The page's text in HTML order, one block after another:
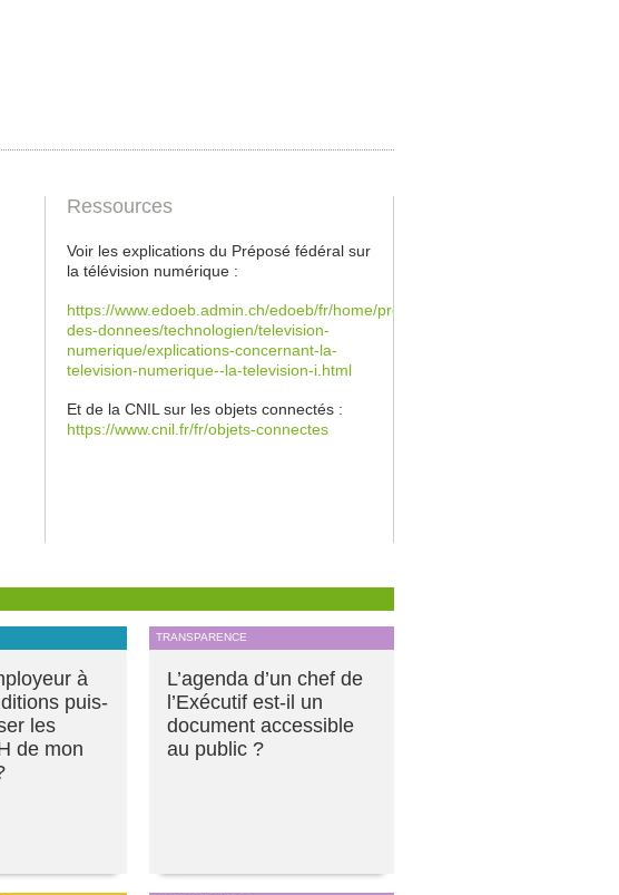
Ressources
Voir les explications du Préposé fédéral sur
la télévision numérique :
https://www.edoeb.admin.ch/edoeb/fr/home/protection-
des-donnees/technologien/television-
numerique/explications-concernant-la-
television-numerique--la-television-i.html
Et de la CNIL sur les objets connectés :
https://www.cnil.fr/fr/objets-connectes
à
puis-
les
de mon
TRANSPARENCE
L’agenda d’un chef de
l’Exécutif est-il un
document accessible
au public ?